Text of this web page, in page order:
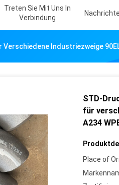
Treten Sie Mit Uns In
Verbindung
Industriezweige 90EL
STD-
für
A234
Place of